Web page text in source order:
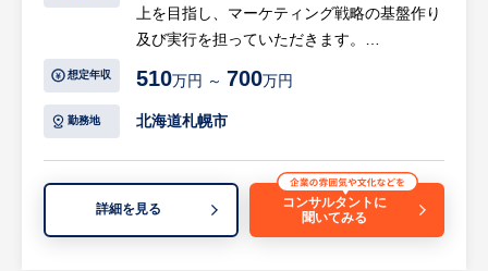
・導入・定着支援：
本社BPRやプロダクト開発部門と現場の橋
渡し役となり、ツールの導入教育や、現場か
します。
2.社内ナレッジの共有と標準化
・事例の型化：
現場で生まれた有効なプロンプトや活用事
上を目指し、マーケティング戦略の基盤作り
及び実行を担っていただきます。
【具体的には…】
・マーケティング施策の企画・実行：toBマ
得からナーチャリングまでの施策実行
・インサイドセールス組織の設計・推進：
顧客との関係性構築の仕組み化、営業人材の
想定年収 510万円 ～ 700万円
勤務地 北海道札幌市
詳細を見る
コンサルタントに
聞いてみる